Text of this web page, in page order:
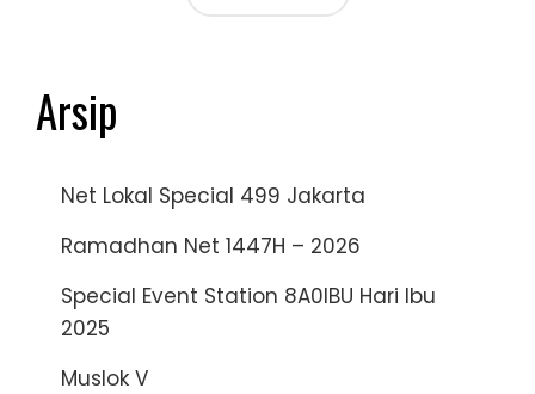
Arsip
Net Lokal Special 499 Jakarta
Ramadhan Net 1447H – 2026
Special Event Station 8A0IBU Hari Ibu
2025
Muslok V